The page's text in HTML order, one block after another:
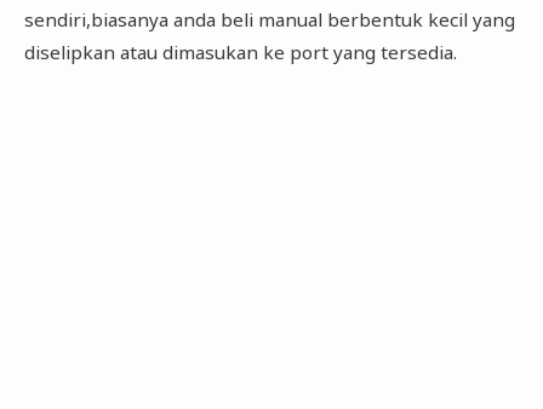
sendiri,biasanya anda beli manual berbentuk kecil yang
diselipkan atau dimasukan ke port yang tersedia.